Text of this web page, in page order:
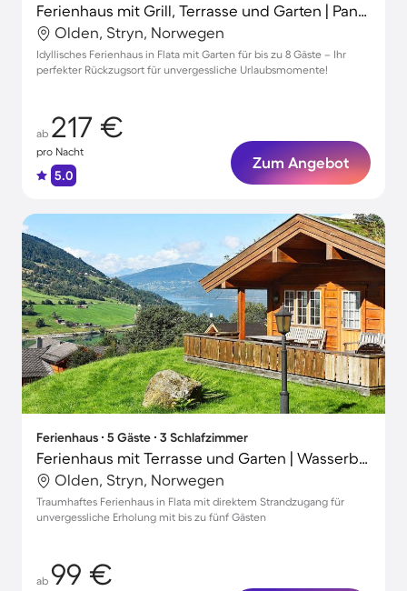
Ferienhaus mit Grill, Terrasse und Garten | Panoramablick
Olden, Stryn, Norwegen
Idyllisches Ferienhaus in Flata mit Garten für bis zu 8 Gäste – Ihr
perfekter Rückzugsort für unvergessliche Urlaubsmomente!
ab 217 €
pro Nacht
5.0
Zum Angebot
Ferienhaus ∙ 5 Gäste ∙ 3 Schlafzimmer
Ferienhaus mit Terrasse und Garten | Wasserblick
Olden, Stryn, Norwegen
Traumhaftes Ferienhaus in Flata mit direktem Strandzugang für
unvergessliche Erholung mit bis zu fünf Gästen
ab 99 €